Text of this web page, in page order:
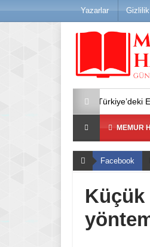
Yazarlar
Türkiye’deki En İyi
MEMUR
Facebook
Küçük